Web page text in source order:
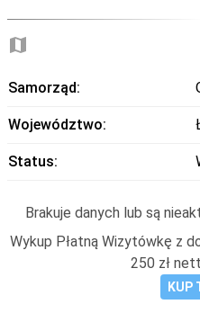
map
Samorząd:
Województwo:
Status:
Brakuje danych lub są
Wykup Płatną Wizytówkę z
250 zł
KUP